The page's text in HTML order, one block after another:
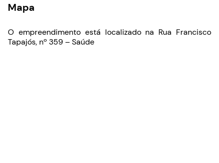
Mapa
O empreendimento está localizado na Rua Francisco
Tapajós, nº 359 – Saúde